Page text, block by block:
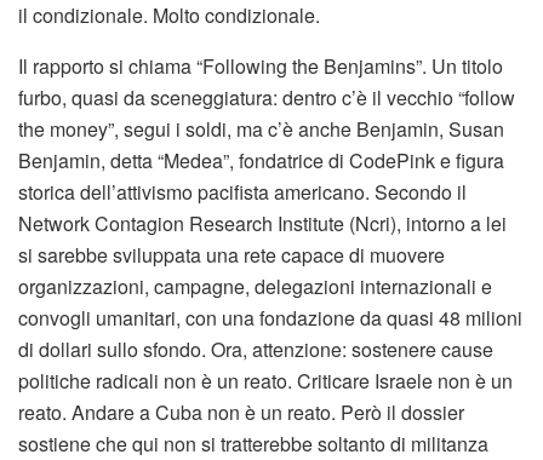
il condizionale. Molto condizionale.
Il rapporto si chiama “Following the Benjamins”. Un titolo
furbo, quasi da sceneggiatura: dentro c’è il vecchio “follow
the money”, segui i soldi, ma c’è anche Benjamin, Susan
Benjamin, detta “Medea”, fondatrice di CodePink e figura
storica dell’attivismo pacifista americano. Secondo il
Network Contagion Research Institute (Ncri), intorno a lei
si sarebbe sviluppata una rete capace di muovere
organizzazioni, campagne, delegazioni internazionali e
convogli umanitari, con una fondazione da quasi 48 milioni
di dollari sullo sfondo. Ora, attenzione: sostenere cause
politiche radicali non è un reato. Criticare Israele non è un
reato. Andare a Cuba non è un reato. Però il dossier
sostiene che qui non si tratterebbe soltanto di militanza